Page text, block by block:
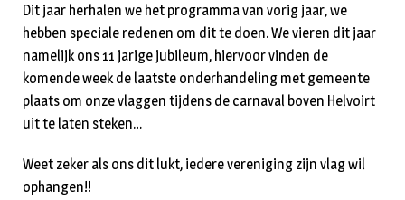
Dit jaar herhalen we het programma van vorig jaar, we
hebben speciale redenen om dit te doen. We vieren dit jaar
namelijk ons 11 jarige jubileum, hiervoor vinden de
komende week de laatste onderhandeling met gemeente
plaats om onze vlaggen tijdens de carnaval boven Helvoirt
uit te laten steken…
Weet zeker als ons dit lukt, iedere vereniging zijn vlag wil
ophangen!!